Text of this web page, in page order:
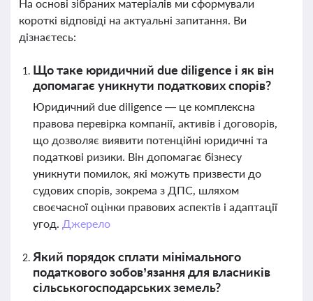
На основі зібраних матеріалів ми сформували
короткі відповіді на актуальні запитання. Ви
дізнаєтесь:
Що таке юридичний due diligence і як він
допомагає уникнути податкових спорів?
Юридичний due diligence — це комплексна
правова перевірка компанії, активів і договорів,
що дозволяє виявити потенційні юридичні та
податкові ризики. Він допомагає бізнесу
уникнути помилок, які можуть призвести до
судових спорів, зокрема з ДПС, шляхом
своєчасної оцінки правових аспектів і адаптації
угод. Джерело
Який порядок сплати мінімального
податкового зобов’язання для власників
сільськогосподарських земель?